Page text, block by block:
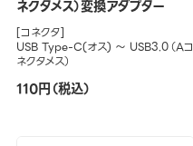
ネクタメス）変換アダプター
[コネクタ]
USB Type-C(オス) ～ USB3.0（Aコ
ネクタメス）
110円（税込）